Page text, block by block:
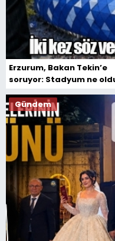
Erzurum, Bakan Tekin’e
soruyor: Stadyum ne
Gündem